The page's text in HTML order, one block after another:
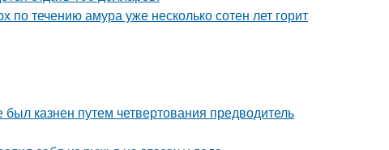
течению амура уже несколько сотен лет горит
казнен путем четвертования предводитель